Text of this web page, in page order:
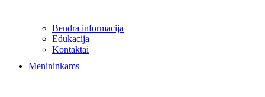
Bendra informacija
Edukacija
Kontaktai
Menininkams